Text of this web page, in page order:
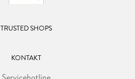
TRUSTED SHOPS
KONTAKT